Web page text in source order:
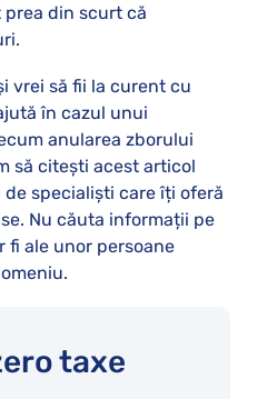
din scurt că
vrei să fii la curent cu
în cazul unui
anularea zborului
să citești acest articol
specialiști care îți oferă
Nu căuta informații pe
fi ale unor persoane
taxe